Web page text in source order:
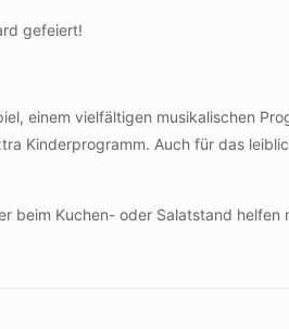
gefeiert!
einem vielfältigen musikalischen
Kinderprogramm. Auch für das
beim Kuchen- oder Salatstand